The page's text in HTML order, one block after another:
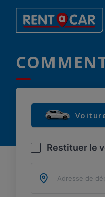
Restituer le